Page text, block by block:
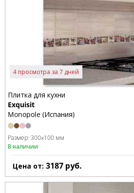
4 просмотра за 7 дней
Плитка для кухни
Exquisit
Monopole (Испания)
Размер: 300x100 мм
В наличии
Цена от: 3187 руб.